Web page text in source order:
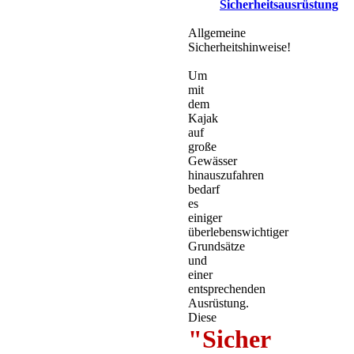
Sicherheitsausrüstung
Allgemeine
Sicherheitshinweise!
Um
mit
dem
Kajak
auf
große
Gewässer
hinauszufahren
bedarf
es
einiger
überlebenswichtiger
Grundsätze
und
einer
entsprechenden
Ausrüstung.
Diese
"Sicher